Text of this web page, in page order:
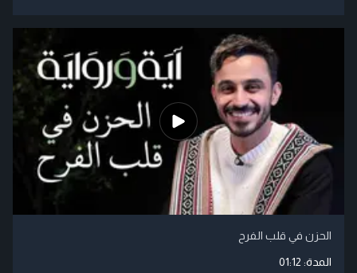
الحزن في قلب الفرح
المدة: 01:12